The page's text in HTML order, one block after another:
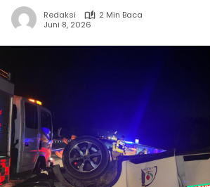
Redaksi
2 Min Baca
Juni 8, 2026